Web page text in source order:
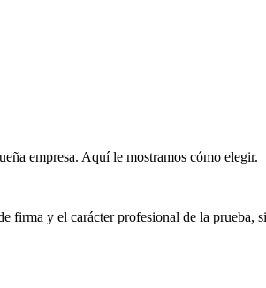
empresa. Aquí le mostramos cómo elegir.
firma y el carácter profesional de la prueba,